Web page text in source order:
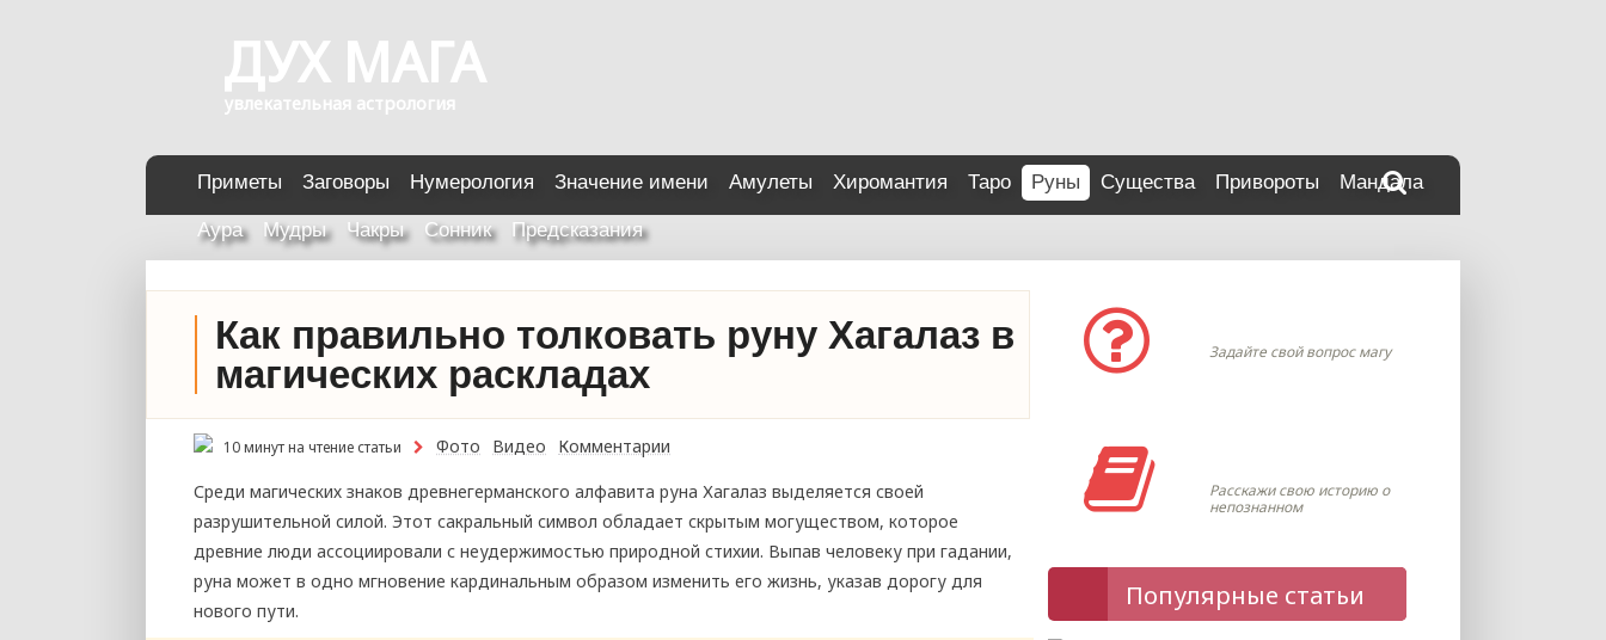
ДУХ МАГА
увлекательная астрология
Приметы Заговоры Нумерология Значение имени Амулеты Хиромантия Таро Руны Существа Привороты Мандала
Аура Мудры Чакры Сонник Предсказания
Как правильно толковать руну Хагалаз в
магических раскладах
10 минут на чтение статьи Фото Видео
Комментарии
Среди магических знаков древнегерманского алфавита руна Хагалаз выделяется своей
разрушительной силой. Этот сакральный символ обладает скрытым могуществом, которое
древние люди ассоциировали с неудержимостью природной стихии. Выпав человеку при гадании,
руна может в одно мгновение кардинальным образом изменить его жизнь, указав дорогу для
нового пути.
Задайте свой вопрос магу
Расскажи свою историю о
непознанном
Популярные статьи